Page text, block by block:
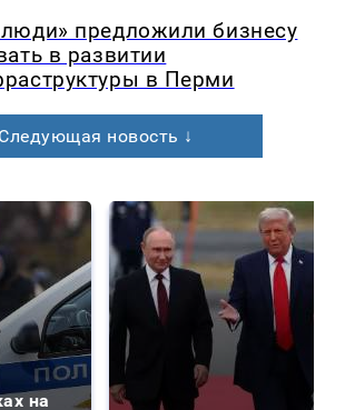
предложили бизнесу
в развитии
в Перми
Следующая новость ↓
на